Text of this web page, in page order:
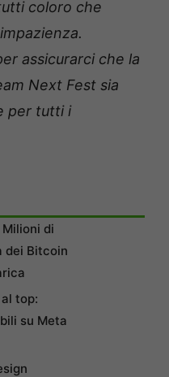
coloro che
assicurarci che la
Next Fest sia
per tutti i
Milioni di
dei Bitcoin
top:
su Meta